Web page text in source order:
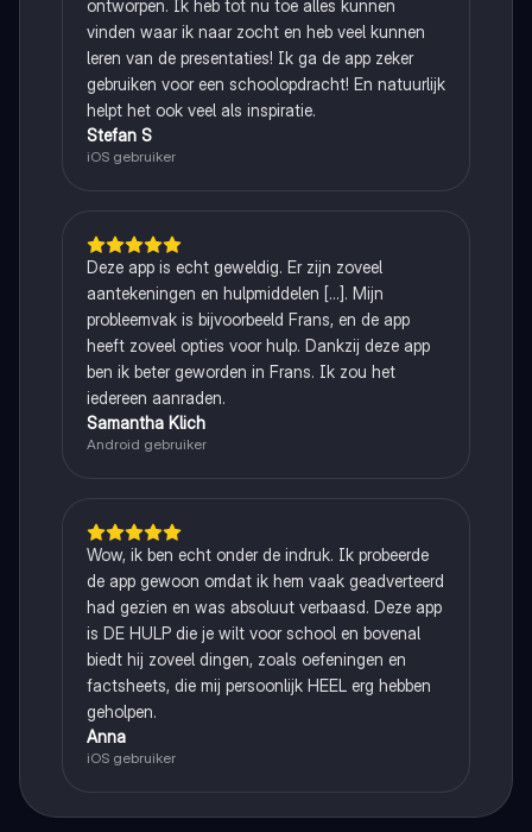
ontworpen. Ik heb tot nu toe alles kunnen
vinden waar ik naar zocht en heb veel kunnen
leren van de presentaties! Ik ga de app zeker
gebruiken voor een schoolopdracht! En natuurlijk
helpt het ook veel als inspiratie.
Stefan S
iOS gebruiker
Deze app is echt geweldig. Er zijn zoveel
aantekeningen en hulpmiddelen [...]. Mijn
probleemvak is bijvoorbeeld Frans, en de app
heeft zoveel opties voor hulp. Dankzij deze app
ben ik beter geworden in Frans. Ik zou het
iedereen aanraden.
Samantha Klich
Android gebruiker
Wow, ik ben echt onder de indruk. Ik probeerde
de app gewoon omdat ik hem vaak geadverteerd
had gezien en was absoluut verbaasd. Deze app
is DE HULP die je wilt voor school en bovenal
biedt hij zoveel dingen, zoals oefeningen en
factsheets, die mij persoonlijk HEEL erg hebben
geholpen.
Anna
iOS gebruiker